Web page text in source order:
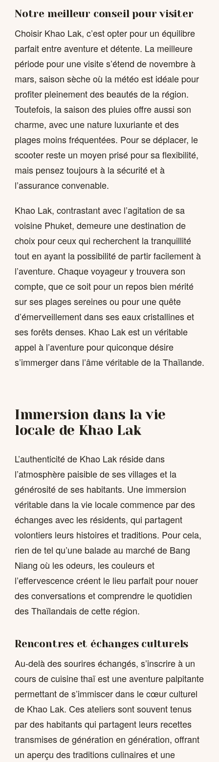
Notre meilleur conseil pour visiter
Choisir Khao Lak, c’est opter pour un équilibre
parfait entre aventure et détente. La meilleure
période pour une visite s’étend de novembre à
mars, saison sèche où la météo est idéale pour
profiter pleinement des beautés de la région.
Toutefois, la saison des pluies offre aussi son
charme, avec une nature luxuriante et des
plages moins fréquentées. Pour se déplacer, le
scooter reste un moyen prisé pour sa flexibilité,
mais pensez toujours à la sécurité et à
l’assurance convenable.
Khao Lak, contrastant avec l’agitation de sa
voisine Phuket, demeure une destination de
choix pour ceux qui recherchent la tranquillité
tout en ayant la possibilité de partir facilement à
l’aventure. Chaque voyageur y trouvera son
compte, que ce soit pour un repos bien mérité
sur ses plages sereines ou pour une quête
d’émerveillement dans ses eaux cristallines et
ses forêts denses. Khao Lak est un véritable
appel à l’aventure pour quiconque désire
s’immerger dans l’âme véritable de la Thaïlande.
Immersion dans la vie
locale de Khao Lak
L’authenticité de Khao Lak réside dans
l’atmosphère paisible de ses villages et la
générosité de ses habitants. Une immersion
véritable dans la vie locale commence par des
échanges avec les résidents, qui partagent
volontiers leurs histoires et traditions. Pour cela,
rien de tel qu’une balade au marché de Bang
Niang où les odeurs, les couleurs et
l’effervescence créent le lieu parfait pour nouer
des conversations et comprendre le quotidien
des Thaïlandais de cette région.
Rencontres et échanges culturels
Au-delà des sourires échangés, s’inscrire à un
cours de cuisine thaï est une aventure palpitante
permettant de s’immiscer dans le cœur culturel
de Khao Lak. Ces ateliers sont souvent tenus
par des habitants qui partagent leurs recettes
transmises de génération en génération, offrant
un aperçu des traditions culinaires et une